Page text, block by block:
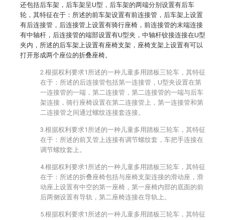
还包括后车架，后车架呈U型，后车架的两端分别设置有后车
轮，其特征在于：所述的前车架设置有前连接管，后车架上设置
有后连接管，后连接管上设置有骑行座椅，前连接管的末端连接
有中轴杆，后连接管的端部设置有U型夹，中轴杆铰接连接在U型
夹内，所述的后车架上设置有座椅支架，座椅支架上设置有可以
打开形成两个座位的折叠座椅。
2.根据权利要求1所述的一种儿童多用踏板三轮车，其特征
在于：所述的后连接管包括第一连接管，U型夹设置在第
一连接管的一端，第二连接管，第二连接管的一端与后车
架连接，骑行座椅设置在第二连接管上，第一连接管和第
二连接管之间通过螺纹连接套连接。
3.根据权利要求1所述的一种儿童多用踏板三轮车，其特征
在于：所述的前叉管上连接有调节螺纹套，车把手连接在
调节螺纹套上。
4.根据权利要求1所述的一种儿童多用踏板三轮车，其特征
在于：所述的折叠座椅包括与座椅支架连接的滑动座，滑
动座上设置有中空的第一座椅，第一座椅内部的底面的前
后两侧设置有导轨，第二座椅连接在导轨上。
5.根据权利要求1所述的一种儿童多用踏板三轮车，其特征